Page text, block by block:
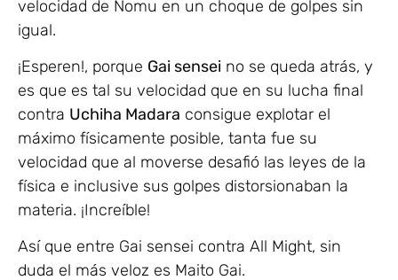
velocidad de Nomu en un choque de golpes sin
igual.
¡Esperen!, porque Gai sensei no se queda atrás, y
es que es tal su velocidad que en su lucha final
contra Uchiha Madara consigue explotar el
máximo físicamente posible, tanta fue su
velocidad que al moverse desafió las leyes de la
física e inclusive sus golpes distorsionaban la
materia. ¡Increíble!
Así que entre Gai sensei contra All Might, sin
duda el más veloz es Maito Gai.